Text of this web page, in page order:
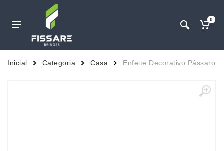
0
Inicial Categoria Casa Enfeite Decorativo Pássaro